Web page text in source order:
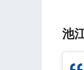
池